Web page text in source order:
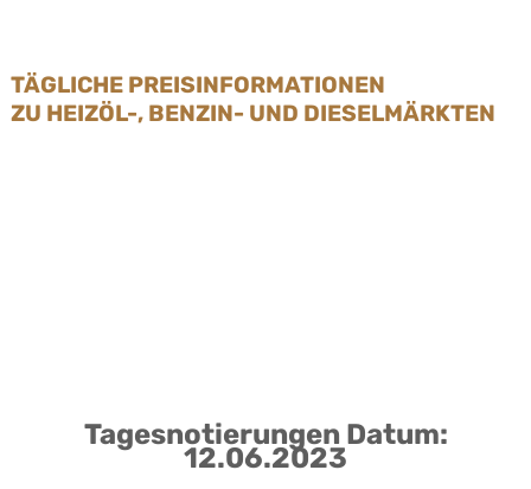
TÄGLICHE PREISINFORMATIONEN
ZU HEIZÖL-, BENZIN- UND DIESELMÄRKTEN
Tagesnotierungen Datum:
12.06.2023